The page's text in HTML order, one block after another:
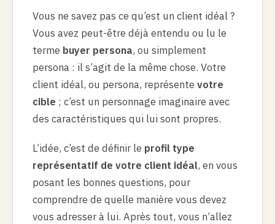
Vous ne savez pas ce qu’est un client idéal ?
Vous avez peut-être déjà entendu ou lu le
terme buyer persona, ou simplement
persona : il s’agit de la même chose. Votre
client idéal, ou persona, représente votre
cible ; c’est un personnage imaginaire avec
des caractéristiques qui lui sont propres.
L’idée, c’est de définir le profil type
représentatif de votre client idéal, en vous
posant les bonnes questions, pour
comprendre de quelle manière vous devez
vous adresser à lui. Après tout, vous n’allez